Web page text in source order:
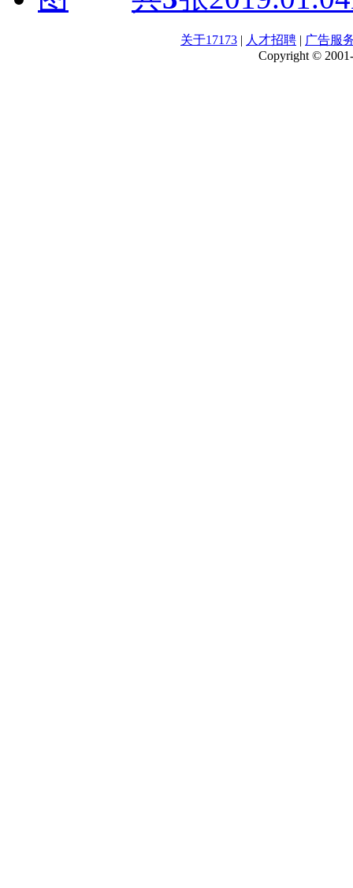
关于17173 | 人才招聘 | 广告服
Copyright ©